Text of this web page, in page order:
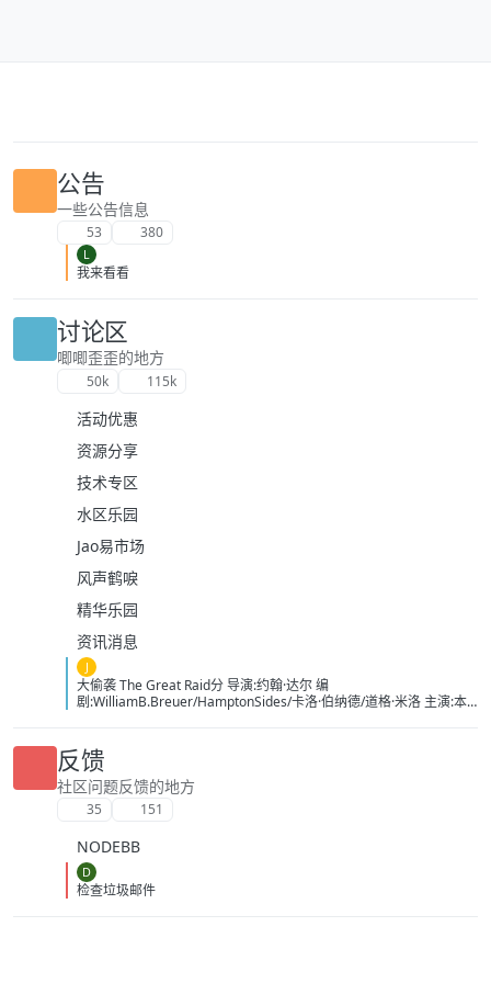
公告
一些公告信息
53 380
L
我来看看
讨论区
唧唧歪歪的地方
50k 115k
活动优惠
资源分享
技术专区
水区乐园
Jao易市场
风声鹤唳
精华乐园
资讯消息
J
大偷袭 The Great Raid分 导演:约翰·达尔 编
剧:WilliamB.Breuer/HamptonSides/卡洛·伯纳德/道格·米洛 主演:本
曼辛托斯/杰里米·卡拉汉/ScottMcLean/保罗·蒙塔尔班/克莱恩·克劳福
德/萨姆·沃辛顿/RoystonInnes/卢克·佩格勒/代尔·戴/杰罗姆·埃勒斯/布
雷特·塔克/KristianSchmid/瓦维克·杨/TimCampbell/马特·多兰/约瑟夫
·费因斯/马尔顿·索克斯/罗根·马歇尔-格林/尼古拉斯·贝尔/肯尼·道提/克
里斯托弗·詹姆斯·贝克/康妮·尼尔森/娜塔莉·杰克逊·门多萨/原丽淇/奥
泉原丰/保罗·纳高奇/DavidChamberlain/宇佐美慎吾/塞萨尔·蒙塔
诺/RichardJoson/KennethMoraleda/卓丹·李/里昂·福德/马修·纽
顿/JacksonRaine/道格拉斯·麦克阿瑟/富兰克林·德拉诺·罗斯福/艾德琳·
冈野/HidekiTojo 类型:剧情/动作/战争 制片国家/地区:美国/澳大利亚
反馈
社区问题反馈的地方
35 151
NODEBB
D
检查垃圾邮件